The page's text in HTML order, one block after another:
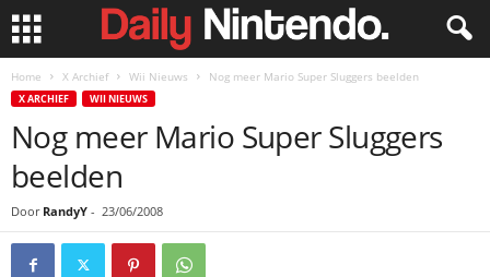
Home X Archief Wii Nieuws Nog meer Mario Super Sluggers beelden
X ARCHIEF WII NIEUWS
Nog meer Mario Super Sluggers
beelden
Door RandyY - 23/06/2008